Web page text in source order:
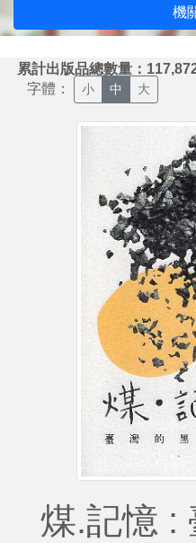
機
累計出版品總數量：
字體： 小 中 大
煤.記憶 :